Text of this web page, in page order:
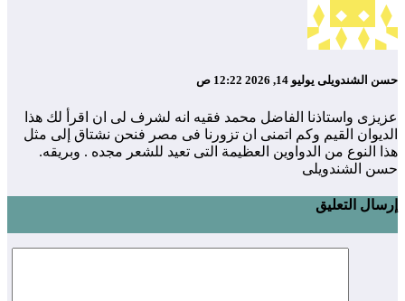
حسن الشندويلى يوليو 14, 2026 12:22 ص
عزيزى واستاذنا الفاضل محمد فقيه انه لشرف لى ان اقرأ لك هذا
الديوان القيم وكم اتمنى ان تزورنا فى مصر فنحن نشتاق إلى مثل
هذا النوع من الدواوين العظيمة التى تعيد للشعر مجده . وبريقه.
حسن الشندويلى
إرسال التعليق